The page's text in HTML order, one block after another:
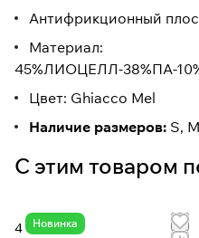
Антифрикционный
Материал:
45%ЛИОЦЕЛЛ-38%ПА-
Цвет: Ghiacco Mel
Наличие размеров: S,
С этим товаром
Новинка
4 030 сом